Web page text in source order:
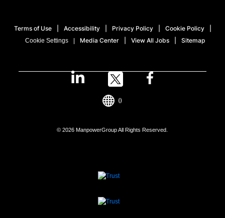
Terms of Use Accessibility Privacy Policy Cookie Policy
Cookie Settings Media Center View All Jobs Sitemap
© 2026 ManpowerGroup All Rights Reserved.
()